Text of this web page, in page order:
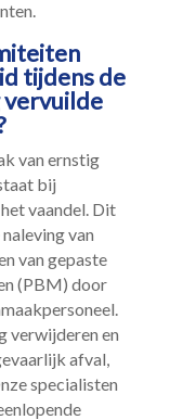
tijdens de
vervuilde
van ernstig
bij
vaandel.​ Dit
van
van gepaste
(PBM) door
verwijderen en
afval,
specialisten